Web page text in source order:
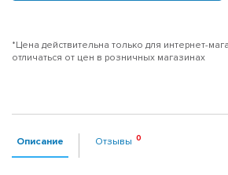
*Цена действительна только для интернет-
отличаться от цен в розничных магазинах
Описание Отзывы